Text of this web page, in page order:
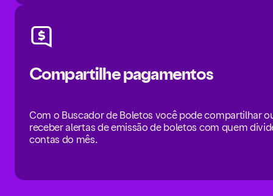
Compartilhe pagamentos
Com o Buscador de Boletos você pode compartilhar
receber alertas de emissão de boletos com quem
contas do mês.